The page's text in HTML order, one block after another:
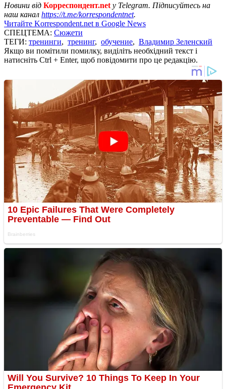
Новини від Корреспондент.net у Telegram. Підписуйтесь на
наш канал https://t.me/korrespondentnet.
Читайте Korrespondent.net в Google News
СПЕЦТЕМА: Сюжети
ТЕГИ: тренинги, тренинг, обучение, Владимир Зеленский
Якщо ви помітили помилку, виділіть необхідний текст і
натисніть Ctrl + Enter, щоб повідомити про це редакцію.